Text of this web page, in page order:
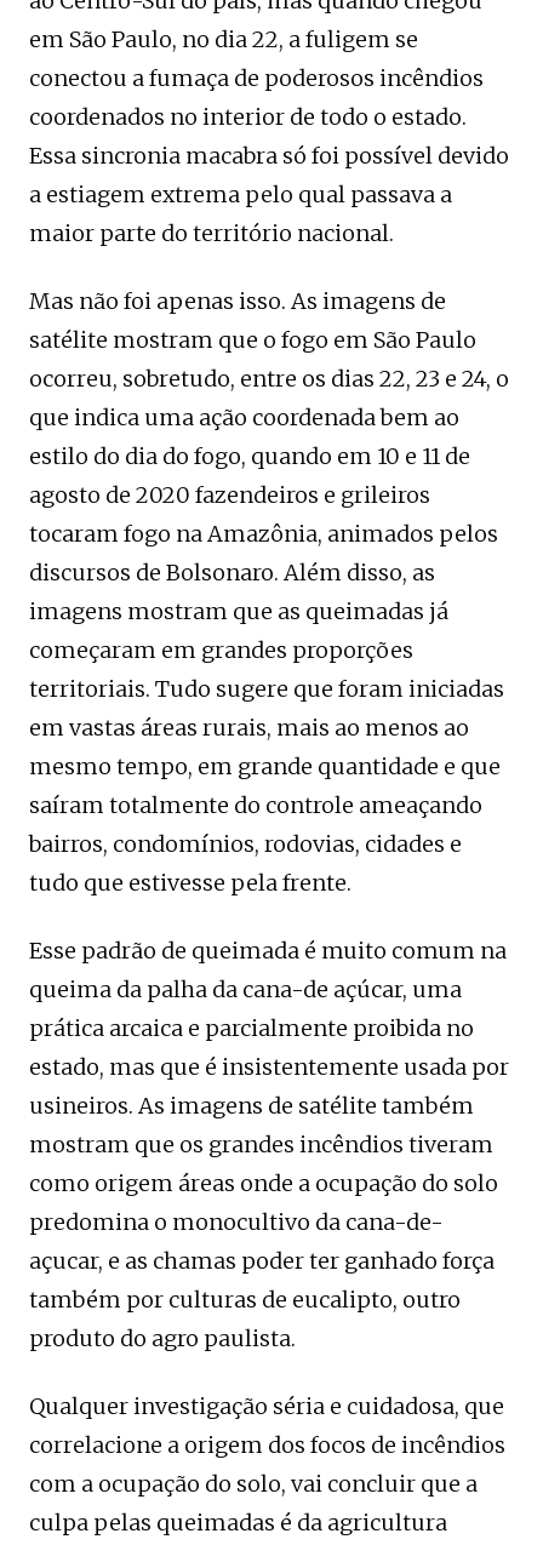
em São Paulo, no dia 22, a fuligem se
conectou a fumaça de poderosos incêndios
coordenados no interior de todo o estado.
Essa sincronia macabra só foi possível devido
a estiagem extrema pelo qual passava a
maior parte do território nacional.
Mas não foi apenas isso. As imagens de
satélite mostram que o fogo em São Paulo
ocorreu, sobretudo, entre os dias 22, 23 e 24, o
que indica uma ação coordenada bem ao
estilo do dia do fogo, quando em 10 e 11 de
agosto de 2020 fazendeiros e grileiros
tocaram fogo na Amazônia, animados pelos
discursos de Bolsonaro. Além disso, as
imagens mostram que as queimadas já
começaram em grandes proporções
territoriais. Tudo sugere que foram iniciadas
em vastas áreas rurais, mais ao menos ao
mesmo tempo, em grande quantidade e que
saíram totalmente do controle ameaçando
bairros, condomínios, rodovias, cidades e
tudo que estivesse pela frente.
Esse padrão de queimada é muito comum na
queima da palha da cana-de açúcar, uma
prática arcaica e parcialmente proibida no
estado, mas que é insistentemente usada por
usineiros. As imagens de satélite também
mostram que os grandes incêndios tiveram
como origem áreas onde a ocupação do solo
predomina o monocultivo da cana-de-
açucar, e as chamas poder ter ganhado força
também por culturas de eucalipto, outro
produto do agro paulista.
Qualquer investigação séria e cuidadosa, que
correlacione a origem dos focos de incêndios
com a ocupação do solo, vai concluir que a
culpa pelas queimadas é da agricultura